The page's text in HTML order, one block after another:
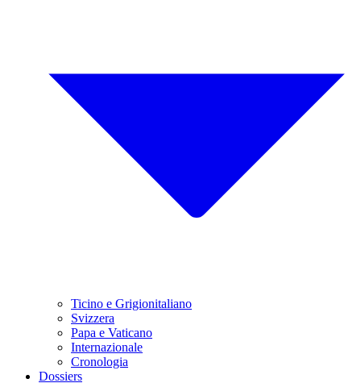
Ticino e Grigionitaliano
Svizzera
Papa e Vaticano
Internazionale
Cronologia
Dossiers